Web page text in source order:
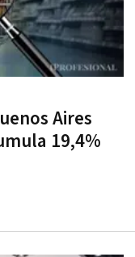
Aires
19,4%